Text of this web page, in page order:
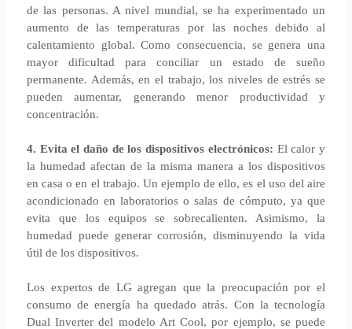
de las personas. A nivel mundial, se ha experimentado un
aumento de las temperaturas por las noches debido al
calentamiento global. Como consecuencia, se genera una
mayor dificultad para conciliar un estado de sueño
permanente. Además, en el trabajo, los niveles de estrés se
pueden aumentar, generando menor productividad y
concentración.
4. Evita el daño de los dispositivos electrónicos: El calor y
la humedad afectan de la misma manera a los dispositivos
en casa o en el trabajo. Un ejemplo de ello, es el uso del aire
acondicionado en laboratorios o salas de cómputo, ya que
evita que los equipos se sobrecalienten. Asimismo, la
humedad puede generar corrosión, disminuyendo la vida
útil de los dispositivos.
Los expertos de LG agregan que la preocupación por el
consumo de energía ha quedado atrás. Con la tecnología
Dual Inverter del modelo Art Cool, por ejemplo, se puede